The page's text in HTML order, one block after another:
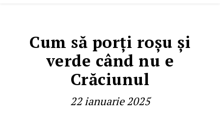
Cum să porţi roşu şi
verde când nu e
Crăciunul
22 ianuarie 2025